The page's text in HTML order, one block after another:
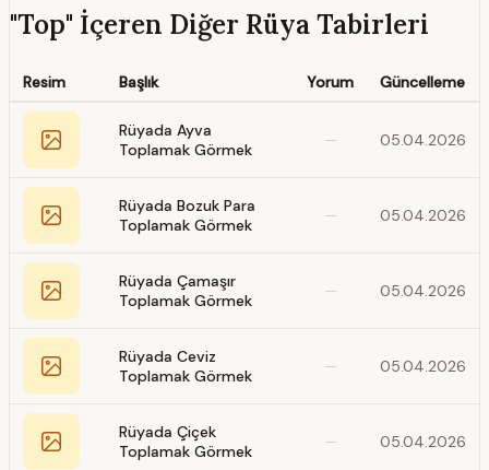
"Top" İçeren Diğer Rüya Tabirleri
Resim Başlık Yorum Güncelleme
Rüyada Ayva
Toplamak Görmek
— 05.04.2026
Rüyada Bozuk Para
Toplamak Görmek
— 05.04.2026
Rüyada Çamaşır
Toplamak Görmek
— 05.04.2026
Rüyada Ceviz
Toplamak Görmek
— 05.04.2026
Rüyada Çiçek
Toplamak Görmek
— 05.04.2026